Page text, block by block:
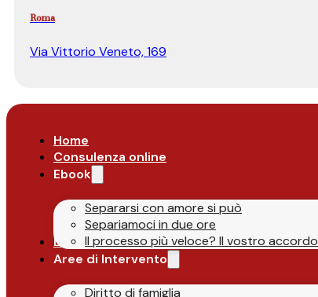
Roma
Via Vittorio Veneto, 169
Home
Consulenza online
Ebook
Separarsi con amore si può
Separiamoci in due ore
Il processo più veloce? Il vostro accordo
Lo Studio
Aree di Intervento
Diritto di famiglia